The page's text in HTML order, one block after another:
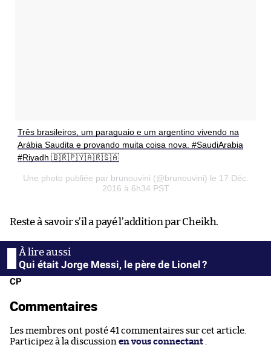
Três brasileiros, um paraguaio e um argentino vivendo na
Arábia Saudita e provando muita coisa nova. #SaudiArabia
#Riyadh 🇧🇷🇵🇾🇦🇷🇸🇦
Une photo publiée par brunouvini (@brunouvini) le 17 Déc.
2016 à 6h34 PST
Reste à savoir s’il a payé l’addition par Cheikh.
Qui était Jorge Messi, le père de Lionel ?
CP
Commentaires
Les membres ont posté 41 commentaires sur cet article.
Participez à la discussion en vous connectant .